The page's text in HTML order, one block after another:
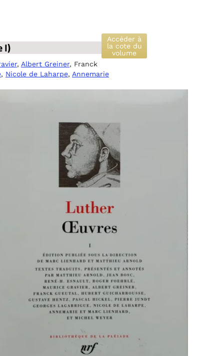
Accéder à
la cote du
volume
I)
, Albert Greiner, Franck
, Nicole de Laharpe, Annemarie